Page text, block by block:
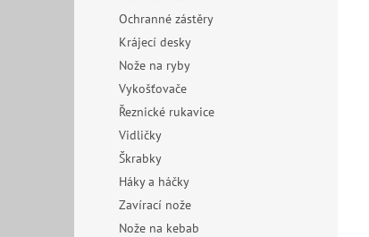
Ochranné zástěry
Krájecí desky
Nože na ryby
Vykošťovače
Řeznické rukavice
Vidličky
Škrabky
Háky a háčky
Zavírací nože
Nože na kebab